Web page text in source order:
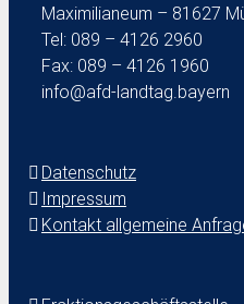
Maximilianeum – 81627
Tel: 089 – 4126 2960
Fax: 089 – 4126 1960
info@afd-landtag.bayern
Datenschutz
Impressum
Kontakt allgemeine